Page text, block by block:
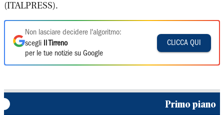
(ITALPRESS).
Non lasciare decidere l'algoritmo:
scegli
Il Tirreno
per le tue notizie su Google
CLICCA QUI
Primo piano